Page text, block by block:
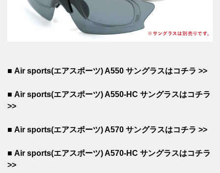
■ Air sports(エアスポーツ) A550 サングラスはコチラ >>
■ Air sports(エアスポーツ) A550-HC サングラスはコチラ
>>
■ Air sports(エアスポーツ) A570 サングラスはコチラ >>
■ Air sports(エアスポーツ) A570-HC サングラスはコチラ
>>